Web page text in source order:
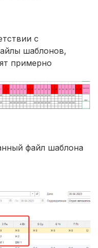
с
шаблонов,
примерно
файл шаблона